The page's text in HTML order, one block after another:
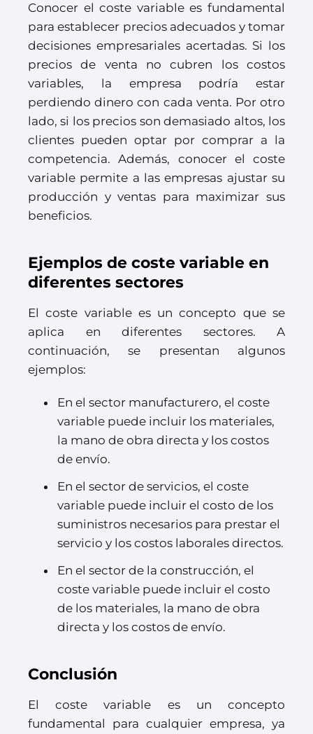
Conocer el coste variable es fundamental
para establecer precios adecuados y tomar
decisiones empresariales acertadas. Si los
precios de venta no cubren los costos
variables, la empresa podría estar
perdiendo dinero con cada venta. Por otro
lado, si los precios son demasiado altos, los
clientes pueden optar por comprar a la
competencia. Además, conocer el coste
variable permite a las empresas ajustar su
producción y ventas para maximizar sus
beneficios.
Ejemplos de coste variable en
diferentes sectores
El coste variable es un concepto que se
aplica en diferentes sectores. A
continuación, se presentan algunos
ejemplos:
En el sector manufacturero, el coste
variable puede incluir los materiales,
la mano de obra directa y los costos
de envío.
En el sector de servicios, el coste
variable puede incluir el costo de los
suministros necesarios para prestar el
servicio y los costos laborales directos.
En el sector de la construcción, el
coste variable puede incluir el costo
de los materiales, la mano de obra
directa y los costos de envío.
Conclusión
El coste variable es un concepto
fundamental para cualquier empresa, ya